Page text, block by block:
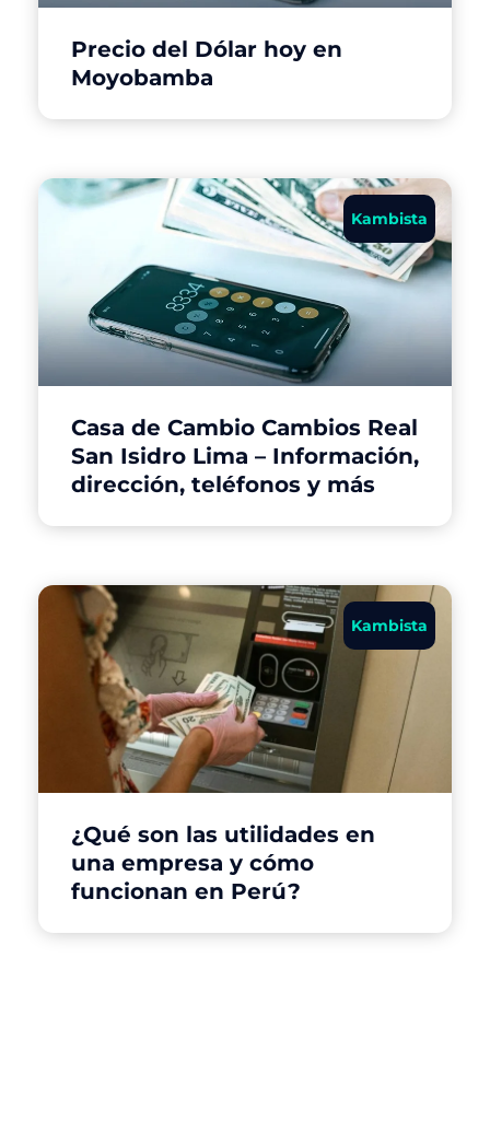
Precio del Dólar hoy en
Moyobamba
Kambista
Casa de Cambio Cambios Real
San Isidro Lima – Información,
dirección, teléfonos y más
Kambista
¿Qué son las utilidades en
una empresa y cómo
funcionan en Perú?